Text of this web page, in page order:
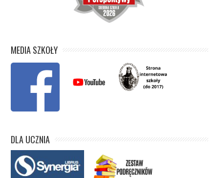
MEDIA SZKOŁY
DLA UCZNIA